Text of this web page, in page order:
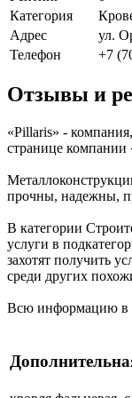
Категория
Адрес
ул.
Телефон
+7
Отзывы и
«Pillaris» -
странице компании
прочны, надежны,
В категории
услуги в
захотят получить
среди других
Всю информацию в